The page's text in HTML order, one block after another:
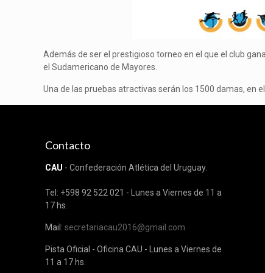
Además de ser el prestigioso torneo en el que el club
el Sudamericano de Mayores.
Una de las pruebas atractivas serán los 1500 damas, en
Contacto
CAU - Confederación Atlética del Uruguay.
Tel: +598 92 522 021 - Lunes a Viernes de 11 a
17 hs.
Mail:secretariacau2016@gmail.com
Pista Oficial - Oficina CAU - Lunes a Viernes de
11 a 17 hs.